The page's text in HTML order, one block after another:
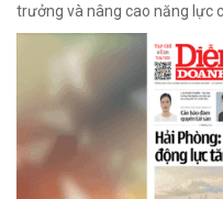
trưởng và nâng cao năng lực